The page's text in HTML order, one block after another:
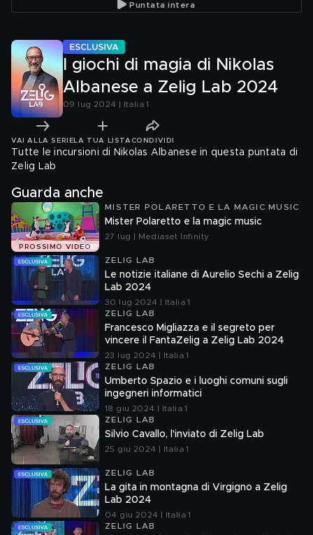
2024
Puntata intera
I giochi di magia di Nikolas
Albanese a Zelig Lab 2024
09 lug 2024 | Italia 1
VAI ALLA SERIE LA TUA LISTA CONDIVIDI
Tutte le incursioni di Nikolas Albanese in questa puntata di
Zelig Lab
Guarda anche
PROSSIMO VIDEO
MISTER POLARETTO E LA MAGIC MUSIC
Mister Polaretto e la magic music
27 lug | Mediaset Infinity
ZELIG LAB
Le notizie italiane di Aurelio Sechi a Zelig
Lab 2024
30 lug 2024 | Italia 1
ZELIG LAB
Francesco Migliazza e il segreto per
vincere il FantaZelig a Zelig Lab 2024
23 lug 2024 | Italia 1
ZELIG LAB
Umberto Spazio e i luoghi comuni sugli
ingegneri informatici
18 giu 2024 | Italia 1
ZELIG LAB
Silvio Cavallo, l'inviato di Zelig Lab
25 giu 2024 | Italia 1
ZELIG LAB
La gita in montagna di Virgigno a Zelig
Lab 2024
04 giu 2024 | Italia 1
ZELIG LAB